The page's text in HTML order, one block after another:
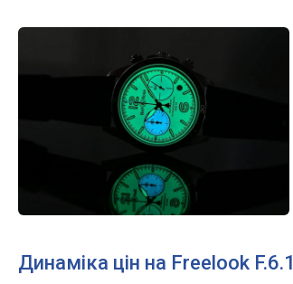
Динаміка цін на Freelook